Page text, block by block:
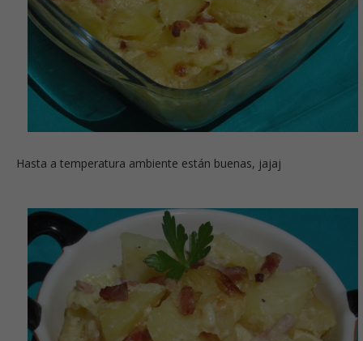
Hasta a temperatura ambiente están buenas, jajaj